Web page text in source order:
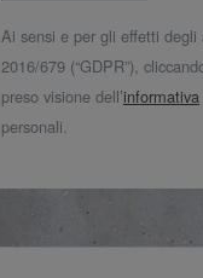
Ai sensi e per gli effetti
2016/679 (“GDPR”),
preso visione dell’informativa
personali.